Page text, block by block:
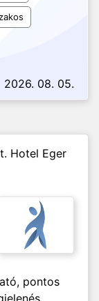
2026. 08. 05.
Hotel Eger
pontos